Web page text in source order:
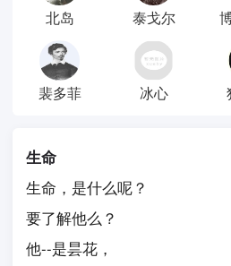
北岛 泰戈尔
裴多菲 冰心
生命
生命，是什么呢？
要了解他么？
他--是昙花，